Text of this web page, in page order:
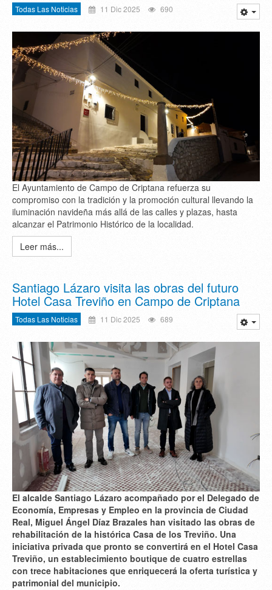
Todas Las Noticias 11 Dic 2025 690
El Ayuntamiento de Campo de Criptana refuerza su
compromiso con la tradición y la promoción cultural llevando la
iluminación navideña más allá de las calles y plazas, hasta
alcanzar el Patrimonio Histórico de la localidad.
Leer más...
Santiago Lázaro visita las obras del futuro
Hotel Casa Treviño en Campo de Criptana
Todas Las Noticias 11 Dic 2025 689
El alcalde Santiago Lázaro acompañado por el Delegado de
Economía, Empresas y Empleo en la provincia de Ciudad
Real, Miguel Ángel Díaz Brazales han visitado las obras de
rehabilitación de la histórica Casa de los Treviño. Una
iniciativa privada que pronto se convertirá en el Hotel Casa
Treviño, un establecimiento boutique de cuatro estrellas
con trece habitaciones que enriquecerá la oferta turística y
patrimonial del municipio.